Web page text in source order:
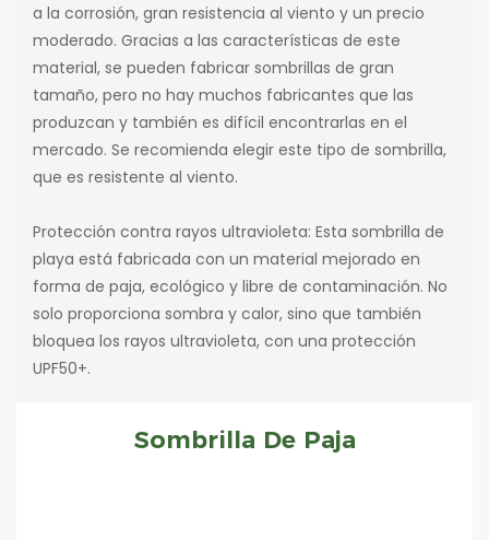
a la corrosión, gran resistencia al viento y un precio
moderado. Gracias a las características de este
material, se pueden fabricar sombrillas de gran
tamaño, pero no hay muchos fabricantes que las
produzcan y también es difícil encontrarlas en el
mercado. Se recomienda elegir este tipo de sombrilla,
que es resistente al viento.
Protección contra rayos ultravioleta: Esta sombrilla de
playa está fabricada con un material mejorado en
forma de paja, ecológico y libre de contaminación. No
solo proporciona sombra y calor, sino que también
bloquea los rayos ultravioleta, con una protección
UPF50+.
Sombrilla De Paja